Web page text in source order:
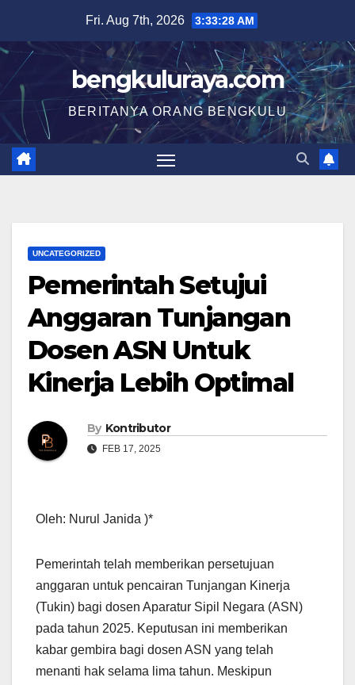
content
Fri. Aug 7th, 2026 3:33:28 AM
bengkuluraya.com
BERITANYA ORANG BENGKULU
UNCATEGORIZED
Pemerintah Setujui
Anggaran Tunjangan
Dosen ASN Untuk
Kinerja Lebih Optimal
By Kontributor
FEB 17, 2025
Oleh: Nurul Janida )*
Pemerintah telah memberikan persetujuan
anggaran untuk pencairan Tunjangan Kinerja
(Tukin) bagi dosen Aparatur Sipil Negara (ASN)
pada tahun 2025. Keputusan ini memberikan
kabar gembira bagi dosen ASN yang telah
menanti hak selama lima tahun. Meskipun